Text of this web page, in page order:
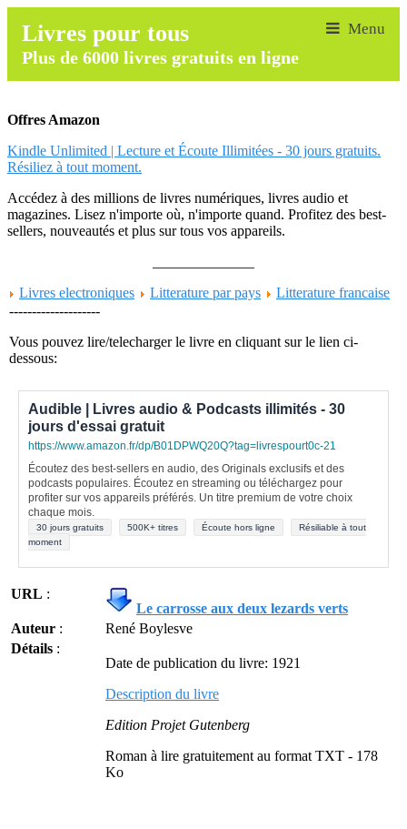
Livres pour tous
Plus de 6000 livres gratuits en ligne
Offres Amazon
Kindle Unlimited | Lecture et Écoute Illimitées - 30 jours gratuits.
Résiliez à tout moment.
Accédez à des millions de livres numériques, livres audio et
magazines. Lisez n'importe où, n'importe quand. Profitez des best-
sellers, nouveautés et plus sur tous vos appareils.
Livres electroniques
Litterature par pays
Litterature francaise
--------------------
Vous pouvez lire/telecharger le livre en cliquant sur le lien ci-
dessous:
Audible | Livres audio & Podcasts illimités - 30
jours d'essai gratuit
https://www.amazon.fr/dp/B01DPWQ20Q?tag=livrespourt0c-21
Écoutez des best-sellers en audio, des Originals exclusifs et des
podcasts populaires. Écoutez en streaming ou téléchargez pour
profiter sur vos appareils préférés. Un titre premium de votre choix
chaque mois.
30 jours gratuits 500K+ titres Écoute hors ligne
Résiliable à tout
moment
URL :
Le carrosse aux deux lezards verts
Auteur :
René Boylesve
Détails :
Date de publication du livre: 1921
Description du livre
Edition Projet Gutenberg
Roman à lire gratuitement au format TXT - 178
Ko